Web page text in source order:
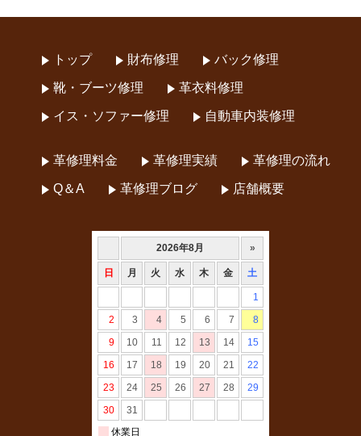
トップ 財布修理 バック修理
靴・ブーツ修理 革衣料修理
イス・ソファー修理 自動車内装修理
革修理料金 革修理実績 革修理の流れ
Q＆A 革修理ブログ 店舗概要